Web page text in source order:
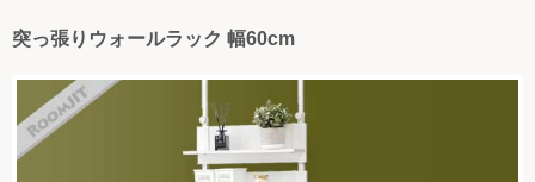
キッチン
突っ張りウォールラック 幅60cm